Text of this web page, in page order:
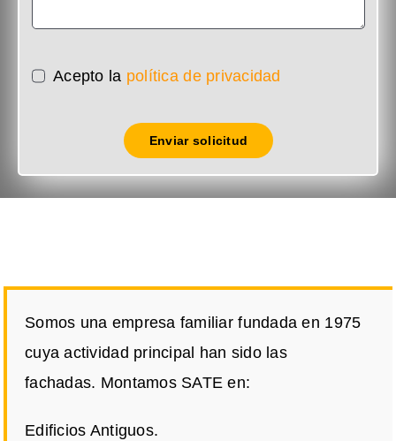
Acepto la política de privacidad
Enviar solicitud
Somos una empresa familiar fundada en 1975
cuya actividad principal han sido las
fachadas. Montamos SATE en:
Edificios Antiguos.